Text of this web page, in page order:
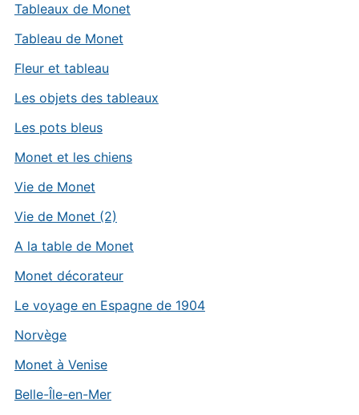
Tableaux de Monet
Tableau de Monet
Fleur et tableau
Les objets des tableaux
Les pots bleus
Monet et les chiens
Vie de Monet
Vie de Monet (2)
A la table de Monet
Monet décorateur
Le voyage en Espagne de 1904
Norvège
Monet à Venise
Belle-Île-en-Mer